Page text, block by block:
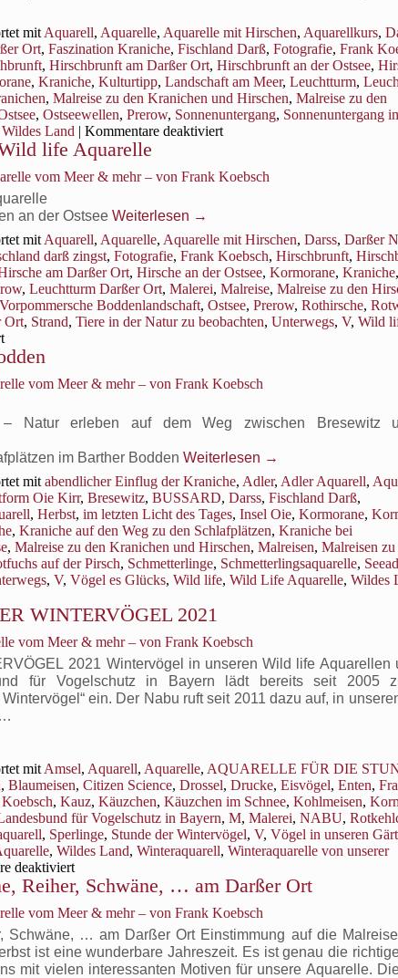
am
Nordkap
mit Aquarell, Aquarelle, Aquarelle mit Hirschen, Aquarellkurs,
Ort, Faszination Kraniche, Fischland Darß, Fotografie, Frank
, Hirschbrunft am Darßer Ort, Hirschbrunft an der Ostsee,
, Kraniche, Kulturtipp, Landschaft am Meer, Leuchtturm,
, Malreise zu den Kranichen und Hirschen, Malreise zu den
, Ostseewellen, Prerow, Sonnenuntergang, Sonnenuntergang
Wildes Land | Kommentare deaktiviertfür
den
Ort
life Aquarelle
vom Meer & mehr – von Frank Koebsch
an der Ostsee Weiterlesen →
mit Aquarell, Aquarelle, Aquarelle mit Hirschen, Darss, Darßer
darß zingst, Fotografie, Frank Koebsch, Hirschbrunft,
am Darßer Ort, Hirsche an der Ostsee, Kormorane, Kraniche,
, Leuchtturm Darßer Ort, Malerei, Malreise, Malreise zu den
Boddenlandschaft, Ostsee, Prerow, Rothirsche,
Ort, Strand, Tiere in der Natur zu beobachten, Unterwegs, V, Wild
für
Hirsche
der
für
Wild
life
Aquarelle
vom Meer & mehr – von Frank Koebsch
Natur erleben auf dem Weg zwischen Bresewitz
im Barther Bodden Weiterlesen →
mit abendlicher Einflug der Kraniche, Adler, Adler Aquarell,
Oie Kirr, Bresewitz, BUSSARD, Darss, Fischland Darß,
, Herbst, im letzten Licht des Tages, Insel Oie, Kormorane,
, Kraniche auf den Weg zu den Schlafplätzen, Kraniche bei
, Malreise zu den Kranichen und Hirschen, Malreisen, Malreisen zu
auf der Pirsch, Schmetterlinge, Schmetterlingsaquarelle,
, V, Vögel es Glücks, Wild life, Wild Life Aquarelle, Wildes
WINTERVÖGEL 2021
vom Meer & mehr – von Frank Koebsch
2021 Wintervögel in unseren Wild life Aquarellen
für Vogelschutz in Bayern lädt bereits seit 2005
ein. Der Nabu ruft seit 2011 dazu auf, in
mit Amsel, Aquarell, Aquarelle, AQUARELLE FÜR DIE
, Blaumeisen, Citizen Science, Drossel, Drucke, Eisvögel, Enten,
, Kauz, Käuzchen, Käuzchen im Schnee, Kohlmeisen,
für Vogelschutz in Bayern, M, Malerei, NABU,
, Sperlinge, Stunde der Wintervögel, V, Vögel in unseren
, Wildes Land, Winteraquarell, Winteraquarelle von unserer
deaktiviertfür
AQUARELLE
FÜR
DIE
STUNDE
DER
WINTERVÖGEL
Reiher, Schwäne, … am Darßer Ort
vom Meer & mehr – von Frank Koebsch
Schwäne, … am Darßer Ort Einstimmung auf die
ist eine wunderbare Jahreszeit. Es ist genau die
mit vielen interessanten Motiven für unsere Aquarelle.